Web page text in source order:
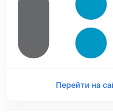
Перейти на